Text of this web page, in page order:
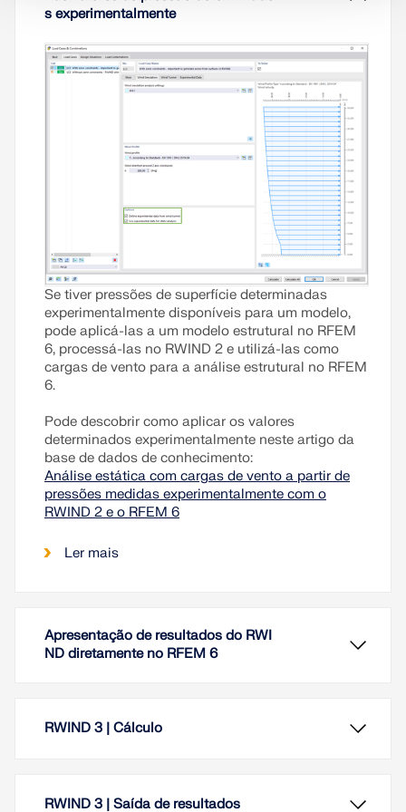
s experimentalmente
Se tiver pressões de superfície determinadas
experimentalmente disponíveis para um modelo,
pode aplicá-las a um modelo estrutural no RFEM
6, processá-las no RWIND 2 e utilizá-las como
cargas de vento para a análise estrutural no RFEM
6.
Pode descobrir como aplicar os valores
determinados experimentalmente neste artigo da
base de dados de conhecimento:
Análise estática com cargas de vento a partir de
pressões medidas experimentalmente com o
RWIND 2 e o RFEM 6
Ler mais
Apresentação de resultados do RWI
ND diretamente no RFEM 6
RWIND 3 | Cálculo
RWIND 3 | Saída de resultados